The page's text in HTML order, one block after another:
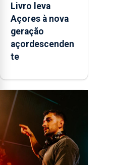
Livro leva
Açores à nova
geração
açordescenden
te